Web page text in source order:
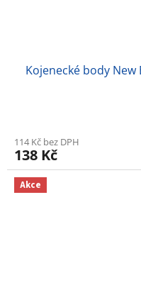
Kojenecké body New
114 Kč bez DPH
138 Kč
Akce